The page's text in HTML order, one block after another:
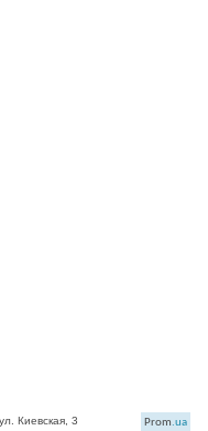
Киевская, 3 Prom.ua